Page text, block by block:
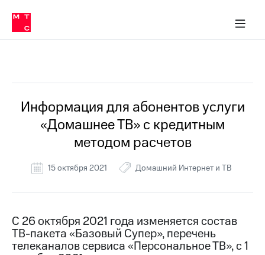
связь
Сервисы и подписки
30% на связь
кабинеты
Мобильная
и
Спутниковое
ТВ
Перенести
в МТС
Тарифы
в МТС
Услуги
Роуминг
Личный
Скачать
Мой
МТС
Акции
Информация для абонентов услуги
«Домашнее ТВ» с кредитным
методом расчетов
15 октября 2021 Домашний Интернет и ТВ
С 26 октября 2021 года изменяется состав
ТВ-пакета «Базовый Супер», перечень
телеканалов сервиса «Персональное ТВ», с 1